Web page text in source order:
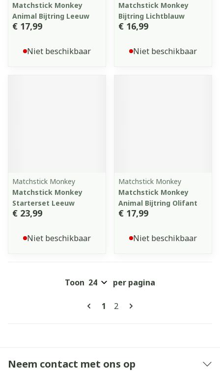
Matchstick Monkey
Animal Bijtring Leeuw
€ 17,99
Niet beschikbaar
Matchstick Monkey
Bijtring Lichtblauw
€ 16,99
Niet beschikbaar
Matchstick Monkey
Matchstick Monkey
Starterset Leeuw
€ 23,99
Niet beschikbaar
Matchstick Monkey
Matchstick Monkey
Animal Bijtring Olifant
€ 17,99
Niet beschikbaar
Pagina's
U lees momenteel pagina
1 Pagina
2
Toon per pagina
Neem contact met ons op